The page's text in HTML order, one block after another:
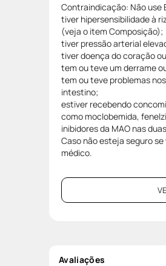
Contraindicação: Não use
tiver hipersensibilidade à
(veja o item Composição);
tiver pressão arterial
tiver doença do coração
tem ou teve um derrame
tem ou teve problemas
intestino;
estiver recebendo
como moclobemida,
inibidores da MAO nas
Caso não esteja seguro
médico.
Avaliações